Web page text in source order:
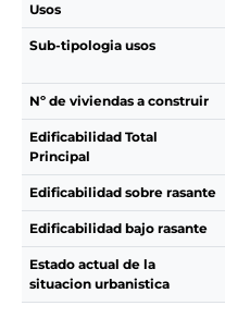
Usos
Sub-tipologia usos
Nº de viviendas a construir
Edificabilidad Total
Principal
Edificabilidad sobre rasante
Edificabilidad bajo rasante
Estado actual de la
situacion urbanistica